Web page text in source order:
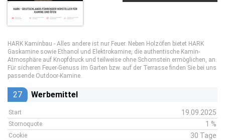
HARK Kaminbau - Alles andere ist nur Feuer. Neben Holzöfen bietet HARK
Gaskamine sowie Ethanol und Elektrokamine, die authentische Kamin-
Atmosphäre auf Knopfdruck und teilweise ohne Schornstein ermöglichen, an.
Für sicheren Feuer-Genuss im Garten bzw. auf der Terrasse finden Sie bei uns
passende Outdoor-Kamine.
27 Werbemittel
Start 19.09.2025
Stornoquote 1 %
Cookie 30 Tage